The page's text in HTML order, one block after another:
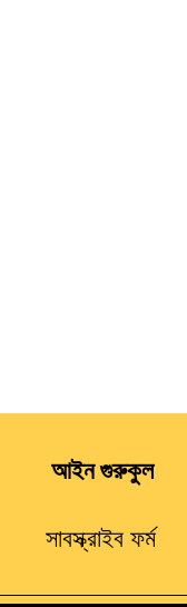
আইন গুরুকুল
সাবস্ক্রাইব ফর্ম